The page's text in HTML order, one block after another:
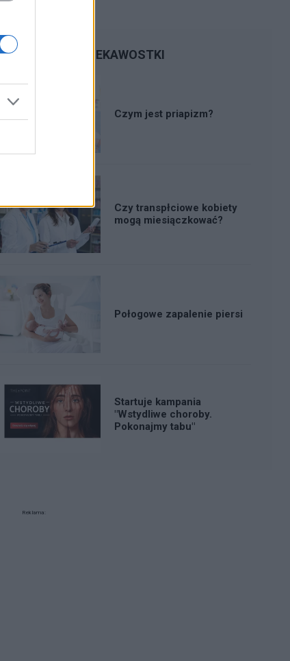
CIEKAWOSTKI
Czym jest priapizm?
Czy transpłciowe kobiety
mogą miesiączkować?
Połogowe zapalenie piersi
Startuje kampania
"Wstydliwe choroby.
Pokonajmy tabu"
Reklama: